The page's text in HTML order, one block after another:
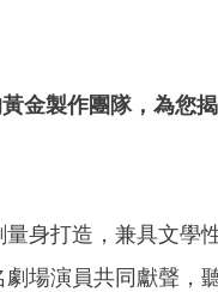
金製作團隊，為您
量身打造，兼具文學
劇場演員共同獻聲，